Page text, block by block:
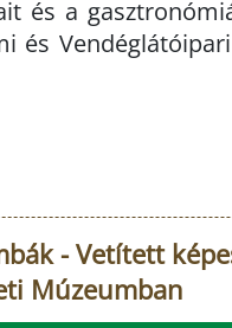
és a
és
- Vetített
Múzeumban